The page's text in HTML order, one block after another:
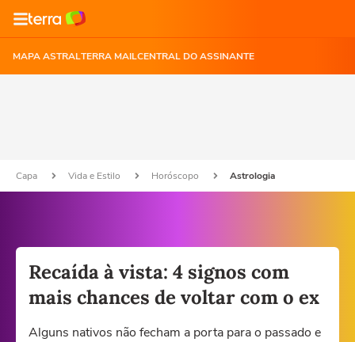
MAPA ASTRALTERRA MAILCENTRAL DO ASSINANTE
Capa Vida e Estilo Horóscopo Astrologia
Recaída à vista: 4 signos com
mais chances de voltar com o ex
Alguns nativos não fecham a porta para o passado e